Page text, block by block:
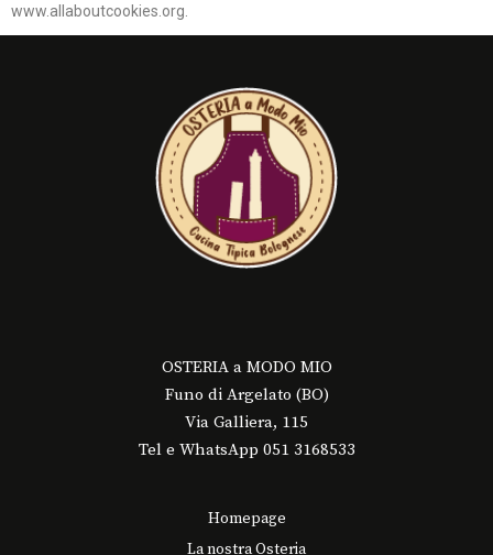
www.allaboutcookies.org.
OSTERIA a MODO MIO
Funo di Argelato (BO)
Via Galliera, 115
Tel e WhatsApp 051 3168533
Homepage
La nostra Osteria